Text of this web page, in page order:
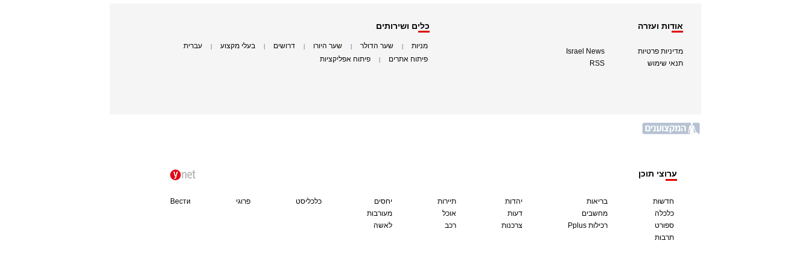
אודות ועזרה
מדיניות פרטיות
תנאי שימוש
Israel News
RSS
כלים ושירותים
מניות שער הדולר שער היורו דרושים בעלי מקצוע עברית
פיתוח אתרים פיתוח אפליקציות
ערוצי תוכן
חדשות
כלכלה
ספורט
תרבות
בריאות
מחשבים
Pplus רכילות
יהדות
דעות
צרכנות
תיירות
אוכל
רכב
יחסים
מעורבות
לאשה
כלכליסט פרוגי Вести